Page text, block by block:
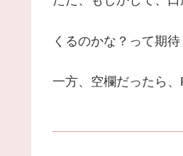
くるのかな？って期
一方、空欄だったら